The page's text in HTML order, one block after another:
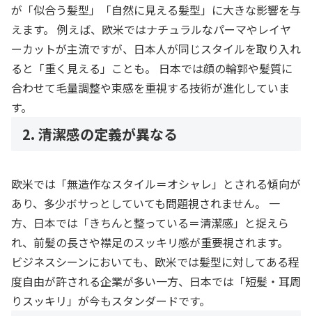
が「似合う髪型」「自然に見える髪型」に大きな影響を与
えます。 例えば、欧米ではナチュラルなパーマやレイヤ
ーカットが主流ですが、日本人が同じスタイルを取り入れ
ると「重く見える」ことも。 日本では顔の輪郭や髪質に
合わせて毛量調整や束感を重視する技術が進化していま
す。
2. 清潔感の定義が異なる
欧米では「無造作なスタイル＝オシャレ」とされる傾向が
あり、多少ボサっとしていても問題視されません。 一
方、日本では「きちんと整っている＝清潔感」と捉えら
れ、前髪の長さや襟足のスッキリ感が重要視されます。
ビジネスシーンにおいても、欧米では髪型に対してある程
度自由が許される企業が多い一方、日本では「短髪・耳周
りスッキリ」が今もスタンダードです。